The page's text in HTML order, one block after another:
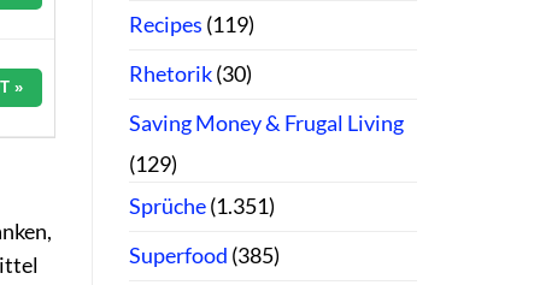
»
Recipes (119)
Rhetorik(30)
Saving Money & Frugal Living
(129)
Sprüche(1.351)
Superfood (385)